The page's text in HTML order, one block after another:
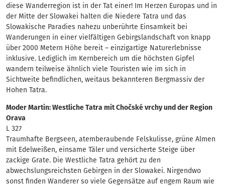
diese Wanderregion ist in der Tat einer! Im Herzen Europas und in
der Mitte der Slowakei halten die Niedere Tatra und das
Slowakische Paradies nahezu unberührte Einsamkeit bei
Wanderungen in einer vielfältigen Gebirgslandschaft von knapp
über 2000 Metern Höhe bereit – einzigartige Naturerlebnisse
inklusive. Lediglich im Kernbereich um die höchsten Gipfel
wandern teilweise ähnlich viele Touristen wie im sich in
Sichtweite befindlichen, weitaus bekannteren Bergmassiv der
Hohen Tatra.
Moder Martin: Westliche Tatra mit Chočské vrchy und der Region
Orava
L 327
Traumhafte Bergseen, atemberaubende Felskulisse, grüne Almen
mit Edelweißen, einsame Täler und versicherte Steige über
zackige Grate. Die Westliche Tatra gehört zu den
abwechslungsreichsten Gebirgen in der Slowakei. Nirgendwo
sonst finden Wanderer so viele Gegensätze auf engem Raum wie